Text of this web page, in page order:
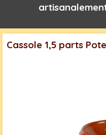
Cassole 1,5 parts